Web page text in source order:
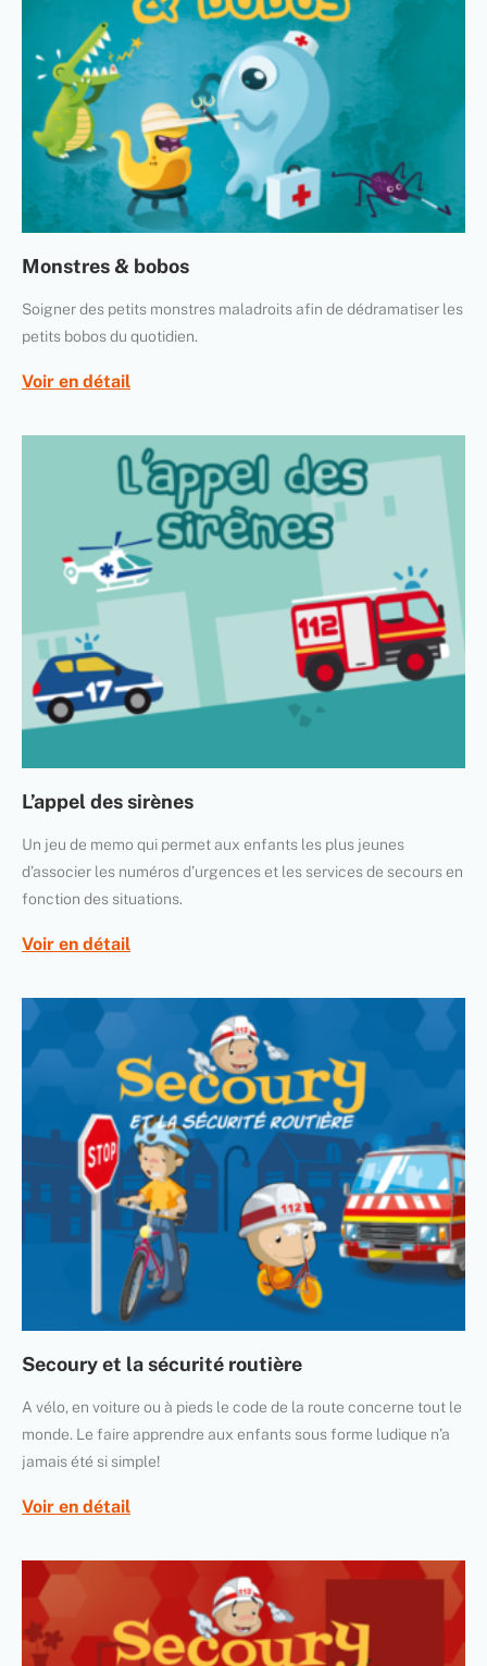
Monstres & bobos
Soigner des petits monstres maladroits afin de dédramatiser les
petits bobos du quotidien.
Voir en détail
L’appel des sirènes
Un jeu de memo qui permet aux enfants les plus jeunes
d’associer les numéros d’urgences et les services de secours en
fonction des situations.
Voir en détail
Secoury et la sécurité routière
A vélo, en voiture ou à pieds le code de la route concerne tout le
monde. Le faire apprendre aux enfants sous forme ludique n’a
jamais été si simple!
Voir en détail